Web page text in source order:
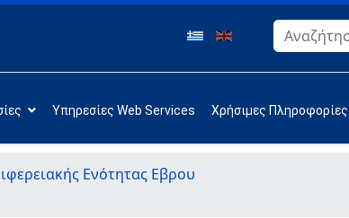
Αναζήτηση
Υπηρεσίες Web Services Χρήσιμες Πληροφορίες
Ενότητας Εβρου